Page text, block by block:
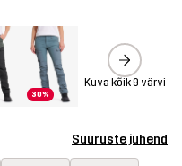
30%
Kuva kõik 9 värvi
Suuruste juhend